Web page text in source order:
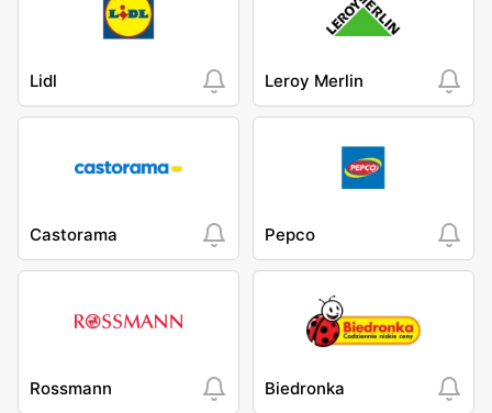
Lidl Leroy Merlin
Castorama Pepco
Rossmann Biedronka